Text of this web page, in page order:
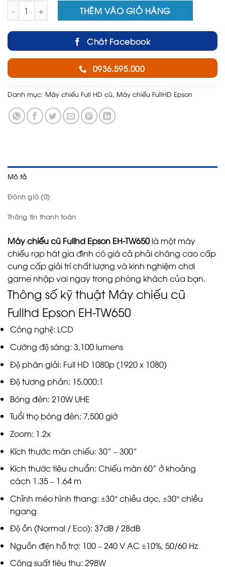
Máy chiếu cũ Fullhd Epson EH-TW650 số lượng
THÊM VÀO GIỎ HÀNG
Chát Facebook
0936.595.000
Danh mục: Máy chiếu Full HD cũ Máy chiếu FullHD Epson
Mô tả
Đánh giá (0)
Thông tin thanh toán
Máy chiếu cũ Fullhd Epson EH-TW650 là một máy
chiếu rạp hát gia đình có giá cả phải chăng cao cấp
cung cấp giải trí chất lượng và kinh nghiệm chơi
game nhập vai ngay trong phòng khách của bạn.
Thông số kỹ thuật Máy chiếu cũ
Fullhd Epson EH-TW650
Công nghệ: LCD
Cường độ sáng: 3,100 lumens
Độ phân giải: Full HD 1080p (1920 x 1080)
Độ tương phản: 15,000:1
Bóng đèn: 210W UHE
Tuổi thọ bóng đèn: 7,500 giờ
Zoom: 1.2x
Kích thước màn chiếu: 30” – 300”
Kích thước tiêu chuẩn: Chiếu màn 60” ở khoảng
cách 1.35 – 1.64 m
Chỉnh méo hình thang: ±30° chiều dọc, ±30° chiều
ngang
Độ ồn (Normal / Eco): 37dB / 28dB
Nguồn điện hỗ trợ: 100 – 240 V AC ±10%, 50/60 Hz
Công suất tiêu thụ: 298W